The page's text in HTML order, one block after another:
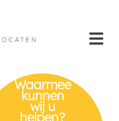
Waarmee
kunnen
wij u
helpen?